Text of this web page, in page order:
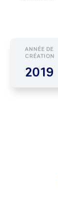
ANNÉE DE
CRÉATION
2019